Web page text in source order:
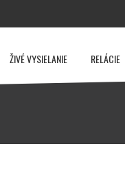
ŽIVÉ VYSIELANIE RELÁCIE